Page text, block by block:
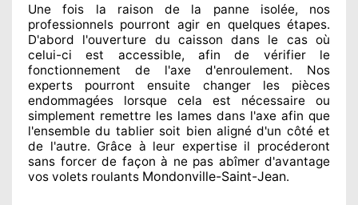
Une fois la raison de la panne isolée, nos
professionnels pourront agiren quelques étapes.
D'abord l'ouverture du caisson dans le cas où
celui-ci est accessible, afin de vérifier le
fonctionnement de l'axe d'enroulement. Nos
experts pourront ensuite changerles pièces
endommagées lorsque cela est nécessaire ou
simplement remettre les lames dans l'axe afin que
l'ensemble du tablier soit bien aligné d'un côté et
de l'autre. Grâce à leur expertiseil procéderont
sans forcer de façon à ne pas abîmerd'avantage
vos volets roulants Mondonville-Saint-Jean.